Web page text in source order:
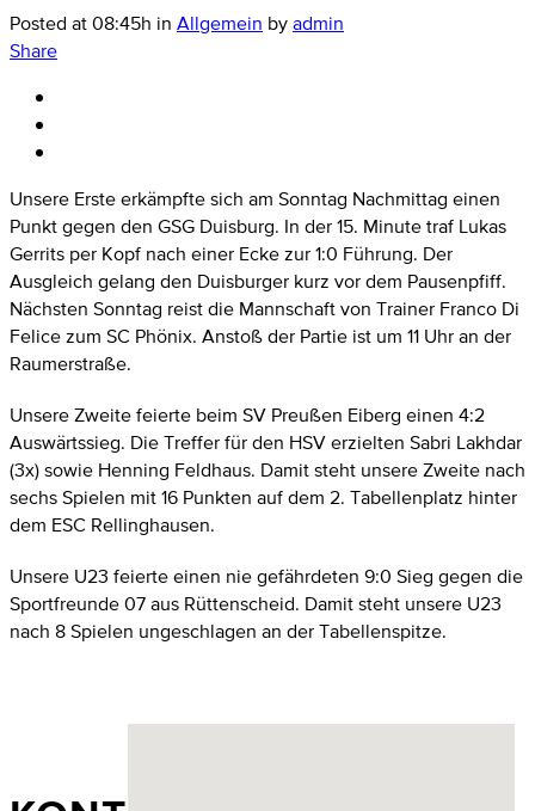
Posted at 08:45h in Allgemein byadmin
Share
Unsere Erste erkämpfte sich am Sonntag Nachmittag einen
Punkt gegen den GSG Duisburg. In der 15. Minute traf Lukas
Gerrits per Kopf nach einer Ecke zur 1:0 Führung. Der
Ausgleich gelang den Duisburger kurz vor dem Pausenpfiff.
Nächsten Sonntag reist die Mannschaft von Trainer Franco Di
Felice zum SC Phönix. Anstoß der Partie ist um 11 Uhr an der
Raumerstraße.
Unsere Zweite feierte beim SV Preußen Eiberg einen 4:2
Auswärtssieg. Die Treffer für den HSV erzielten Sabri Lakhdar
(3x) sowie Henning Feldhaus. Damit steht unsere Zweite nach
sechs Spielen mit 16 Punkten auf dem 2. Tabellenplatz hinter
dem ESC Rellinghausen.
Unsere U23 feierte einen nie gefährdeten 9:0 Sieg gegen die
Sportfreunde 07 aus Rüttenscheid. Damit steht unsere U23
nach 8 Spielen ungeschlagen an der Tabellenspitze.